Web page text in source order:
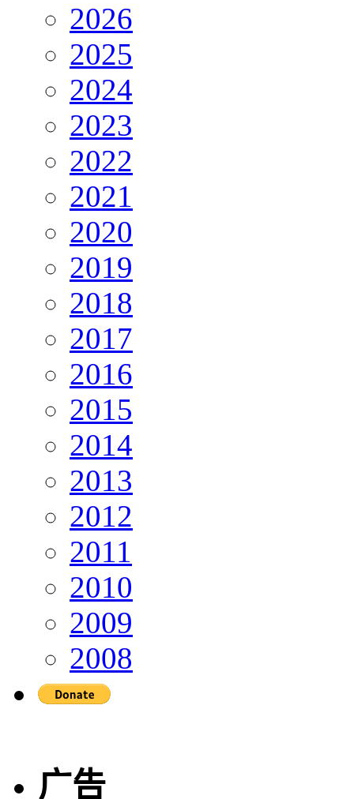
2026
2025
2024
2023
2022
2021
2020
2019
2018
2017
2016
2015
2014
2013
2012
2011
2010
2009
2008
广告